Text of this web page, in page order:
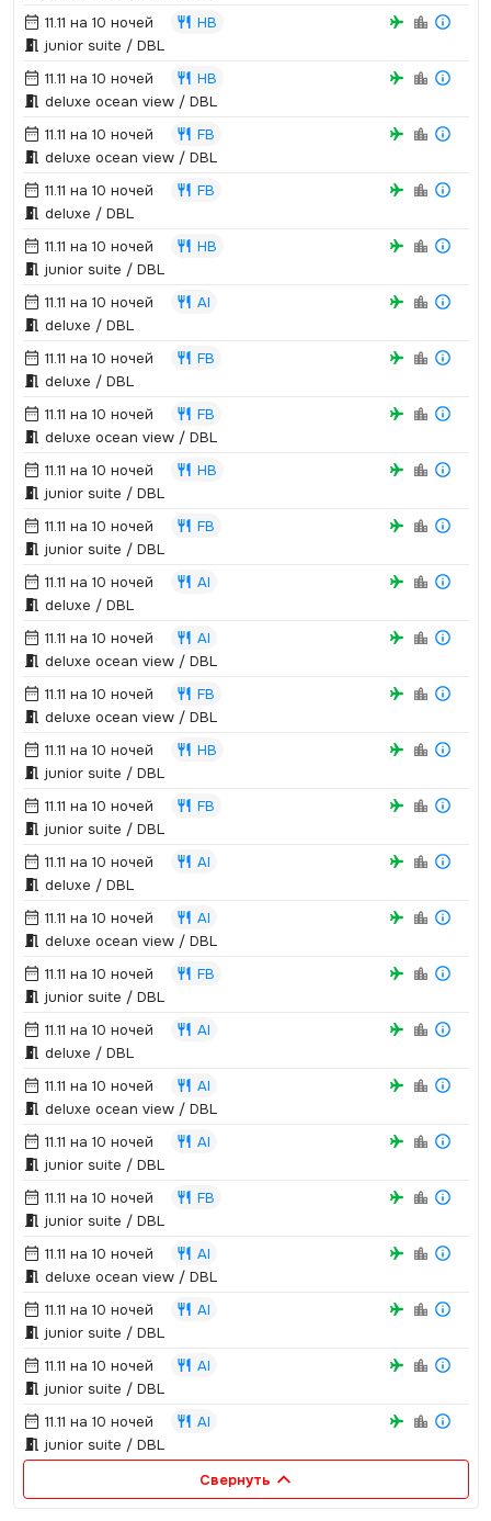
11.11 на 10 ночей
HB
junior suite / DBL
11.11 на 10 ночей
HB
deluxe ocean view / DBL
11.11 на 10 ночей
FB
deluxe ocean view / DBL
11.11 на 10 ночей
FB
deluxe / DBL
11.11 на 10 ночей
HB
junior suite / DBL
11.11 на 10 ночей
AI
deluxe / DBL
11.11 на 10 ночей
FB
deluxe / DBL
11.11 на 10 ночей
FB
deluxe ocean view / DBL
11.11 на 10 ночей
HB
junior suite / DBL
11.11 на 10 ночей
FB
junior suite / DBL
11.11 на 10 ночей
AI
deluxe / DBL
11.11 на 10 ночей
AI
deluxe ocean view / DBL
11.11 на 10 ночей
FB
deluxe ocean view / DBL
11.11 на 10 ночей
HB
junior suite / DBL
11.11 на 10 ночей
FB
junior suite / DBL
11.11 на 10 ночей
AI
deluxe / DBL
11.11 на 10 ночей
AI
deluxe ocean view / DBL
11.11 на 10 ночей
FB
junior suite / DBL
11.11 на 10 ночей
AI
deluxe / DBL
11.11 на 10 ночей
AI
deluxe ocean view / DBL
11.11 на 10 ночей
AI
junior suite / DBL
11.11 на 10 ночей
FB
junior suite / DBL
11.11 на 10 ночей
AI
deluxe ocean view / DBL
11.11 на 10 ночей
AI
junior suite / DBL
11.11 на 10 ночей
AI
junior suite / DBL
11.11 на 10 ночей
AI
junior suite / DBL
Свернуть